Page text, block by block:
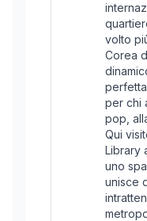
volto
Corea
per chi
pop,
Qui
Library
uno
unisce